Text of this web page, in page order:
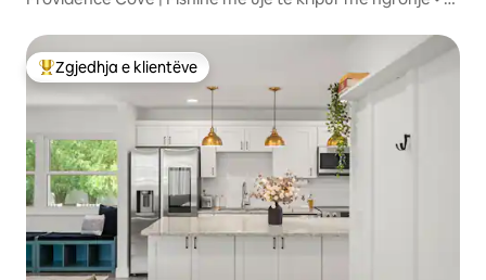
Më të mirat e zgjedhjeve të klientëve
Zgjedhja e klientëve